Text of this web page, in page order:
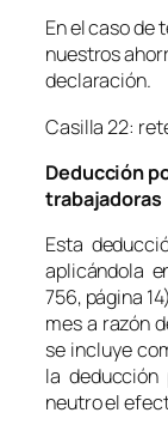
En el caso de
nuestros
declaración.
Casilla 22:
Deducción
trabajadoras
Esta
aplicándola
756, página
mes a razón
se incluye
la
neutro el